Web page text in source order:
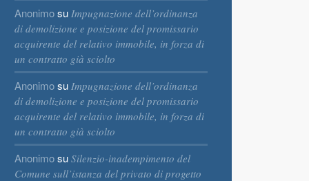
Anonimosu Impugnazione dell’ordinanza
di demolizione e posizione del promissario
acquirente del relativo immobile, in forza di
un contratto già sciolto
Anonimosu Impugnazione dell’ordinanza
di demolizione e posizione del promissario
acquirente del relativo immobile, in forza di
un contratto già sciolto
Anonimosu Silenzio-inadempimento del
Comune sull’istanza del privato di progetto